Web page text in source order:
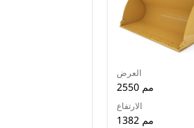
العرض
2550 مم
الارتفاع
1382 مم